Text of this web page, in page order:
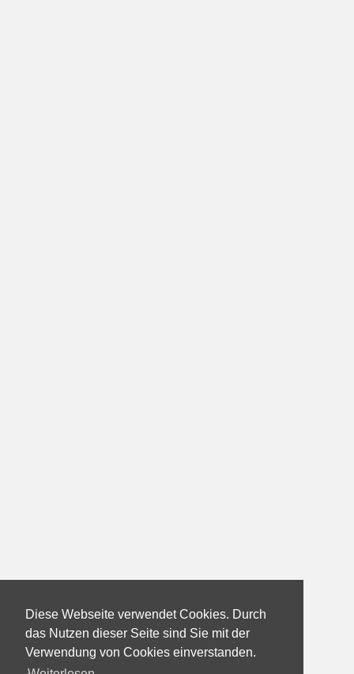
Diese Webseite verwendet Cookies. Durch
das Nutzen dieser Seite sind Sie mit der
Verwendung von Cookies einverstanden.